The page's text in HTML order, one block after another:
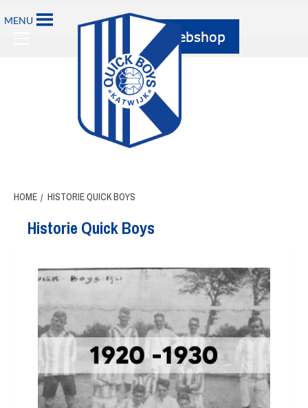
MENU
HOME HISTORIE QUICK BOYS
Historie Quick Boys